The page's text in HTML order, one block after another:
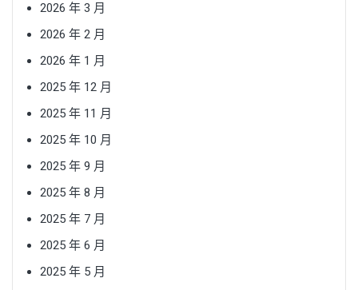
2026 年 3 月
2026 年 2 月
2026 年 1 月
2025 年 12 月
2025 年 11 月
2025 年 10 月
2025 年 9 月
2025 年 8 月
2025 年 7 月
2025 年 6 月
2025 年 5 月